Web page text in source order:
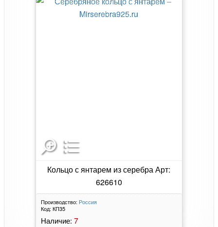
Кольцо с янтарем из серебра Арт:
626610
Производство: Россия
Код: КП35
Наличие: 7